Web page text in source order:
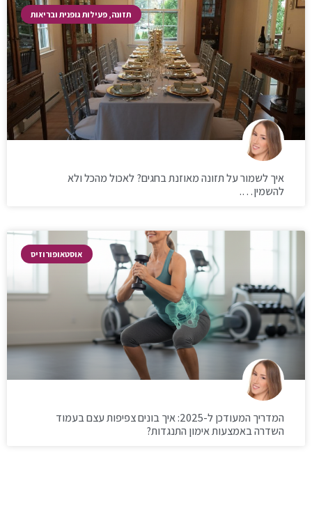
תזונה, פעילות גופנית ובריאות
איך לשמור על תזונה מאוזנת בחגים? לאכול מהכל ולא
להשמין….
אוסטאופורוזיס
המדריך המעודכן ל-2025: איך בונים צפיפות עצם בעמוד
השדרה באמצעות אימון התנגדות?